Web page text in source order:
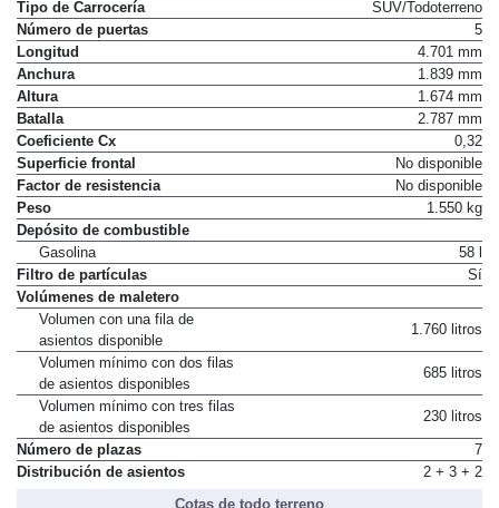
Tipo de Carrocería
SUV/Todoterreno
Número de puertas
5
Longitud
4.701 mm
Anchura
1.839 mm
Altura
1.674 mm
Batalla
2.787 mm
Coeficiente Cx
0,32
Superficie frontal
No disponible
Factor de resistencia
No disponible
Peso
Depósito de combustible
Gasolina
58 l
Filtro de partículas
Volúmenes de maletero
Volumen con una fila de
asientos disponible
Volumen mínimo con dos filas
de asientos disponibles
Volumen mínimo con tres filas
de asientos disponibles
Número de plazas
7